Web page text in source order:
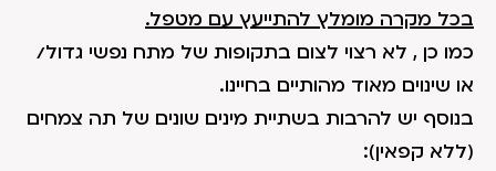
בכל מקרה מומלץ להתייעץ עם מטפל.
כמו כן , לא רצוי לצום בתקופות של מתח נפשי גדול/
או שינוים מאוד מהותיים בחיינו.
בנוסף יש להרבות בשתיית מינים שונים של תה צמחים
(ללא קפאין):